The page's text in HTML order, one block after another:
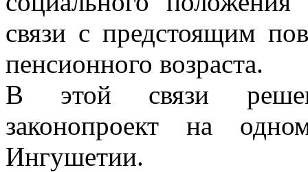
связи с предстоящим
пенсионного возраста.
В этой связи
законопроект на
Ингушетии.